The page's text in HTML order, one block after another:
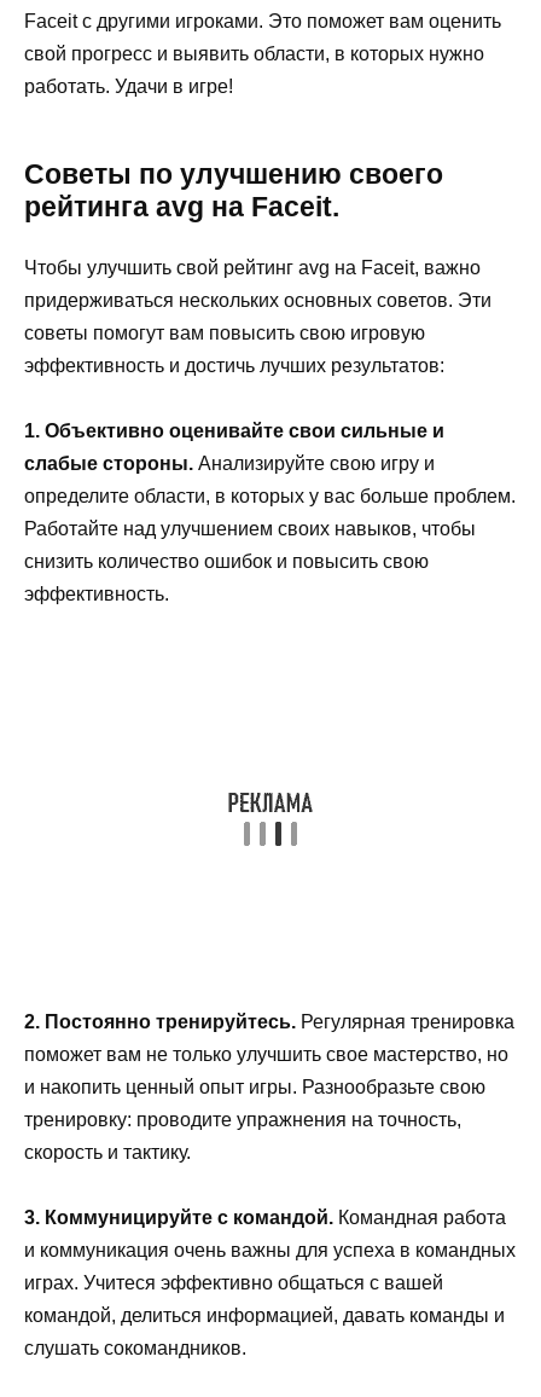
Faceit с другими игроками. Это поможет вам оценить
свой прогресс и выявить области, в которых нужно
работать. Удачи в игре!
Советы по улучшению своего
рейтинга avg на Faceit.
Чтобы улучшить свой рейтинг avg на Faceit, важно
придерживаться нескольких основных советов. Эти
советы помогут вам повысить свою игровую
эффективность и достичь лучших результатов:
1. Объективно оценивайте свои сильные и
слабые стороны. Анализируйте свою игру и
определите области, в которых у вас больше проблем.
Работайте над улучшением своих навыков, чтобы
снизить количество ошибок и повысить свою
эффективность.
2. Постоянно тренируйтесь. Регулярная тренировка
поможет вам не только улучшить свое мастерство, но
и накопить ценный опыт игры. Разнообразьте свою
тренировку: проводите упражнения на точность,
скорость и тактику.
3. Коммуницируйте с командой. Командная работа
и коммуникация очень важны для успеха в командных
играх. Учитеся эффективно общаться с вашей
командой, делиться информацией, давать команды и
слушать сокомандников.